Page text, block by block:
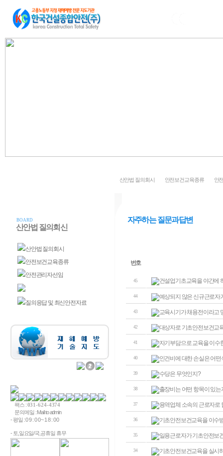
산안법 질의회시 안전보건교육종류 안
BOARD
산안법 질의회신
산안법 질의회시
안전보건교육종류
안전관리자선임
질의응답 및 최신안전자료
팩스 :031-624-4374
문의메일 :Mail to admin
- 평일 : 0 9 : 0 0 ~ 1 8 : 0 0
- 토,일요일/국,공휴일 휴무
자주하는 질문과답변
번호
45 건설업기초교육을 야간에
44 예상되지 않은 신규근로자
43 교육시기가 채용전이라고
42 대상자로 기초안전보건교
41 자기부담으로 교육을 이수
40 인건비에 대한 손실은 어
39 수당은 무엇인지?
38 출장비는 어떤 항목이 있는
37 용역업체 소속의 근로자로
36 기초안전보건교육을 이수
35 일용근로자가 기초안전보
34 기초안전보건교육을 실시